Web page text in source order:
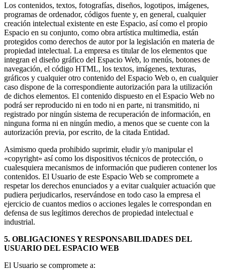
Los contenidos, textos, fotografías, diseños, logotipos, imágenes,
programas de ordenador, códigos fuente y, en general, cualquier
creación intelectual existente en este Espacio, así como el propio
Espacio en su conjunto, como obra artística multimedia, están
protegidos como derechos de autor por la legislación en materia de
propiedad intelectual. La empresa es titular de los elementos que
integran el diseño gráfico del Espacio Web, lo menús, botones de
navegación, el código HTML, los textos, imágenes, texturas,
gráficos y cualquier otro contenido del Espacio Web o, en cualquier
caso dispone de la correspondiente autorización para la utilización
de dichos elementos. El contenido dispuesto en el Espacio Web no
podrá ser reproducido ni en todo ni en parte, ni transmitido, ni
registrado por ningún sistema de recuperación de información, en
ninguna forma ni en ningún medio, a menos que se cuente con la
autorización previa, por escrito, de la citada Entidad.
Asimismo queda prohibido suprimir, eludir y/o manipular el
«copyright» así como los dispositivos técnicos de protección, o
cualesquiera mecanismos de información que pudieren contener los
contenidos. El Usuario de este Espacio Web se compromete a
respetar los derechos enunciados y a evitar cualquier actuación que
pudiera perjudicarlos, reservándose en todo caso la empresa el
ejercicio de cuantos medios o acciones legales le correspondan en
defensa de sus legítimos derechos de propiedad intelectual e
industrial.
5. OBLIGACIONES Y RESPONSABILIDADES DEL
USUARIO DEL ESPACIO WEB
El Usuario se compromete a: